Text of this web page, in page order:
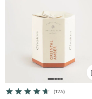
(123)